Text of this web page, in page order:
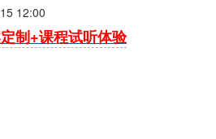
12:00
制+课程试听体验